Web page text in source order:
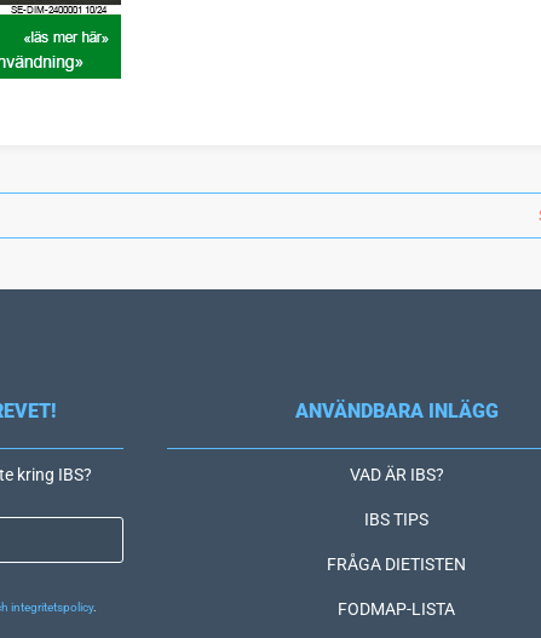
kring IBS?
integritetspolicy.
ANVÄNDBARA INLÄGG
VAD ÄR IBS?
IBS TIPS
FRÅGA DIETISTEN
FODMAP-LISTA